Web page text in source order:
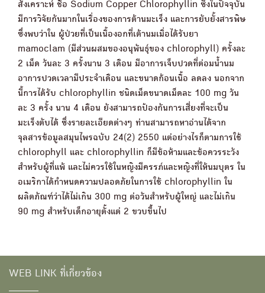
สังเคราะห์ ชื่อ Sodium Copper Chlorophyllin ซึ่งในปัจจุบัน
มีการวิจัยกันมากในเรื่องของการต้านมะเร็ง และการยับยั้งสารพิษ
ซึ่งพบว่าใน ผู้ป่วยที่เป็นเนื้องอกที่เต้านมเมื่อได้รับยา
mamoclam (มีส่วนผสมของอนุพันธุ์ของ chlorophyll) ครั้งละ
2 เม็ด วันละ 3 ครั้งนาน 3 เดือน มีอาการเจ็บปวดที่ต่อมน้ำนม
อาการปวดเวลามีประจำเดือน และขนาดก้อนเนื้อ ลดลง นอกจาก
นี้การได้รับ chlorophyllin ชนิดเม็ดขนาดเม็ดละ 100 mg วัน
ละ 3 ครั้ง นาน 4 เดือน ยังสามารถป้องกันการเสี่ยงที่จะเป็น
มะเร็งตับได้ ซึ่งรายละเอียดต่างๆ ท่านสามารถหาอ่านได้จาก
จุลสารข้อมูลสมุนไพรฉบับ 24(2) 2550 แต่อย่างไรก็ตามการใช้
chlorophyll และ chlorophyllin ก็มีข้อห้ามและข้อควรระวัง
สำหรับผู้ที่แพ้ และไม่ควรใช้ในหญิงมีครรภ์และหญิงที่ให้นมบุตร ใน
อเมริกาได้กำหนดความปลอดภัยในการใช้ chlorophyllin ใน
ผลิตภัณฑ์ว่าได้ไม่เกิน 300 mg ต่อวันสำหรับผู้ใหญ่ และไม่เกิน
90 mg สำหรับเด็กอายุตั้งแต่ 2 ขวบขึ้นไป
WEB LINK ที่เกี่ยวข้อง